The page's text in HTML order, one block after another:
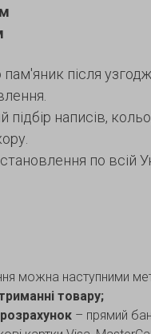
після
підбір написів,
по всій
можна наступними
товару;
– прямий